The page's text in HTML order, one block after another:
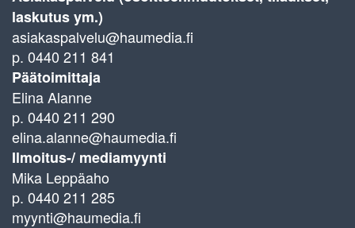
laskutus ym.)
asiakaspalvelu@haumedia.fi
p. 0440 211 841
Päätoimittaja
Elina Alanne
p. 0440 211 290
elina.alanne@haumedia.fi
Ilmoitus-/ mediamyynti
Mika Leppäaho
p. 0440 211 285
myynti@haumedia.fi